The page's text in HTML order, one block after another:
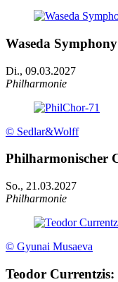
Waseda
Di., 09.03.2027
Philharmonie
© Sedlar&Wolff
Philharmonischer
So., 21.03.2027
Philharmonie
© Gyunai Musaeva
Teodor Currentzis: